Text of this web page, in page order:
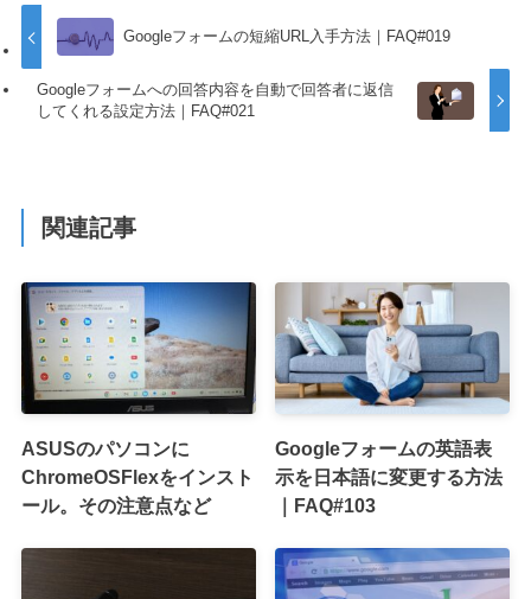
Googleフォームの短縮URL入手方法｜FAQ#019
Googleフォームへの回答内容を自動で回答者に返信
してくれる設定方法｜FAQ#021
関連記事
ASUSのパソコンに
ChromeOSFlexをインスト
ール。その注意点など
Googleフォームの英語表
示を日本語に変更する方法
｜FAQ#103